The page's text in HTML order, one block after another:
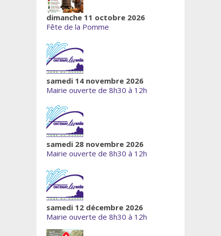
dimanche 11 octobre 2026
Fête de la Pomme
samedi 14 novembre 2026
Mairie ouverte de 8h30 à 12h
samedi 28 novembre 2026
Mairie ouverte de 8h30 à 12h
samedi 12 décembre 2026
Mairie ouverte de 8h30 à 12h